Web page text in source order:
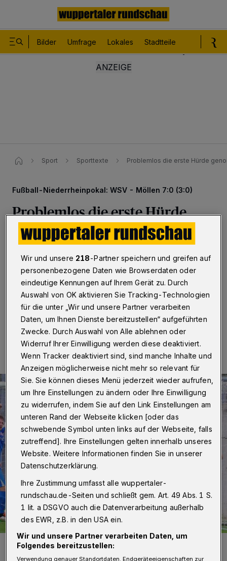
Bilder Umfrage Lokales Stadtteile
Sport Sporttexte Problemlos die erste Hürde
Fußball-Niederrheinpokal: WSV - Möllen 7:0 (3:0)
Problemlos die erste Hürde
genommen
Wuppertal·Der Fußball-Oberligist Wuppertaler SV ist
durch einen mühelosen 7:0 (3:0)-Sieg gegen den
Kreisligisten Glückauf Möllen in die zweite Runde des
Niederrheinpokals 2015/16 eingezogen.
08.08.2015 , 14:57 Uhr Eine Minute Lesezeit
Und schon wieder hat es eingeschlagen.
Wir und unsere 218-Partner speichern und greifen auf
personenbezogene Daten wie Browserdaten oder
eindeutige Kennungen auf Ihrem Gerät zu. Durch
Auswahl von OK aktivieren Sie Tracking-Technologien
für die unter „Wir und unsere Partner verarbeiten
Daten, um Ihnen Dienste bereitzustellen“ aufgeführten
Zwecke. Durch Auswahl von Alle ablehnen oder
Widerruf Ihrer Einwilligung werden diese deaktiviert.
Wenn Tracker deaktiviert sind, sind manche Inhalte und
Anzeigen möglicherweise nicht mehr so relevant für
Sie. Sie können dieses Menü jederzeit wieder aufrufen,
um Ihre Einstellungen zu ändern oder Ihre Einwilligung
zu widerrufen, indem Sie auf den Link Einstellungen am
unteren Rand der Webseite klicken [oder das
schwebende Symbol unten links auf der Webseite, falls
zutreffend]. Ihre Einstellungen gelten innerhalb unseres
Website. Weitere Informationen finden Sie in unserer
Datenschutzerklärung.
Ihre Zustimmung umfasst alle wuppertaler-
rundschau.de-Seiten und schließt gem. Art. 49 Abs. 1 S.
1 lit. a DSGVO auch die Datenverarbeitung außerhalb
des EWR, z.B. in den USA ein.
Wir und unsere Partner verarbeiten Daten, um
Folgendes bereitzustellen:
Verwendung genauer Standortdaten. Endgeräteeigenschaften zur